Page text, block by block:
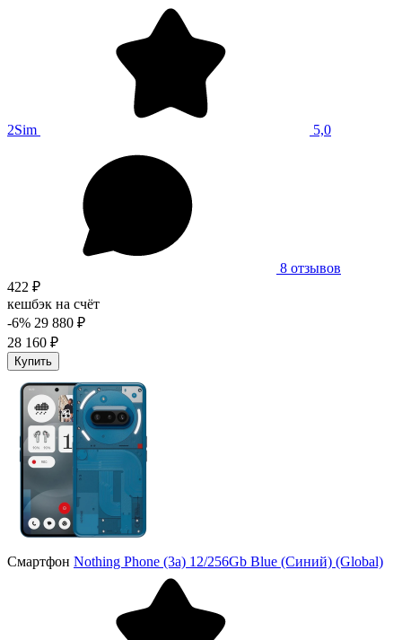
2Sim 5,0
8 отзывов
422 ₽
кешбэк на счёт
-6% 29 880 ₽
28 160 ₽
Купить
Смартфон Nothing Phone (3a) 12/256Gb Blue (Синий) (Global)